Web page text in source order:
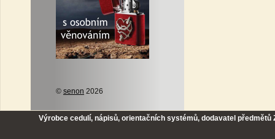
© senon 2026
Výrobce cedulí, nápisů, orientačních systémů, dodavatel předmětů